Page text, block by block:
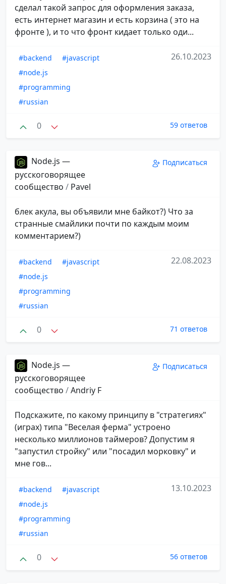
сделал такой запрос для оформления заказа,
есть интернет магазин и есть корзина ( это на
фронте ), и то что фронт кидает только оди...
#backend
#javascript
#node.js
#programming
#russian
26.10.2023
0 59 ответов
Node.js —
русскоговорящее
сообщество / Pavel
Подписаться
блек акула, вы объявили мне байкот?) Что за
странные смайлики почти по каждым моим
комментарием?)
#backend
#javascript
#node.js
#programming
#russian
22.08.2023
0 71 ответов
Node.js —
русскоговорящее
сообщество /Andriy F
Подписаться
Подскажите, по какому принципу в "стратегиях"
(играх) типа "Веселая ферма" устроено
несколько миллионов таймеров? Допустим я
"запустил стройку" или "посадил морковку" и
мне гов...
#backend
#javascript
#node.js
#programming
#russian
13.10.2023
0 56 ответов